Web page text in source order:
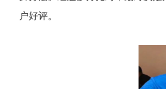
户好评。